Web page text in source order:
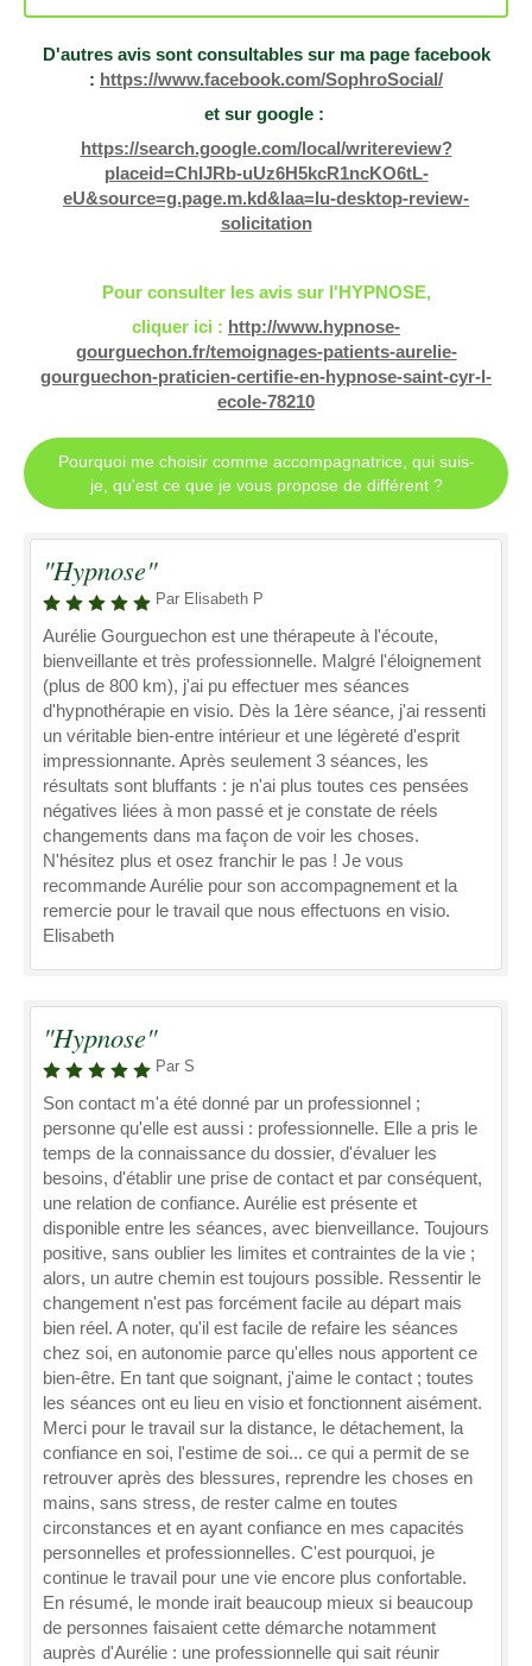
D'autres avis sont consultables sur ma page facebook
: https://www.facebook.com/SophroSocial/
et sur google :
https://search.google.com/local/writereview?
placeid=ChIJRb-uUz6H5kcR1ncKO6tL-
eU&source=g.page.m.kd&laa=lu-desktop-review-
solicitation
Pour consulter les avis sur l'HYPNOSE,
cliquer ici : http://www.hypnose-
gourguechon.fr/temoignages-patients-aurelie-
gourguechon-praticien-certifie-en-hypnose-saint-cyr-l-
ecole-78210
Pourquoi me choisir comme accompagnatrice, qui suis-
je, qu'est ce que je vous propose de différent ?
"Hypnose"
Par Elisabeth P
Aurélie Gourguechon est une thérapeute à l'écoute,
bienveillante et très professionnelle. Malgré l'éloignement
(plus de 800 km), j'ai pu effectuer mes séances
d'hypnothérapie en visio. Dès la 1ère séance, j'ai ressenti
un véritable bien-entre intérieur et une légèreté d'esprit
impressionnante. Après seulement 3 séances, les
résultats sont bluffants : je n'ai plus toutes ces pensées
négatives liées à mon passé et je constate de réels
changements dans ma façon de voir les choses.
N'hésitez plus et osez franchir le pas ! Je vous
recommande Aurélie pour son accompagnement et la
remercie pour le travail que nous effectuons en visio.
Elisabeth
"Hypnose"
Par S
Son contact m'a été donné par un professionnel ;
personne qu'elle est aussi : professionnelle. Elle a pris le
temps de la connaissance du dossier, d'évaluer les
besoins, d'établir une prise de contact et par conséquent,
une relation de confiance. Aurélie est présente et
disponible entre les séances, avec bienveillance. Toujours
positive, sans oublier les limites et contraintes de la vie ;
alors, un autre chemin est toujours possible. Ressentir le
changement n'est pas forcément facile au départ mais
bien réel. A noter, qu'il est facile de refaire les séances
chez soi, en autonomie parce qu'elles nous apportent ce
bien-être. En tant que soignant, j'aime le contact ; toutes
les séances ont eu lieu en visio et fonctionnent aisément.
Merci pour le travail sur la distance, le détachement, la
confiance en soi, l'estime de soi... ce qui a permit de se
retrouver après des blessures, reprendre les choses en
mains, sans stress, de rester calme en toutes
circonstances et en ayant confiance en mes capacités
personnelles et professionnelles. C'est pourquoi, je
continue le travail pour une vie encore plus confortable.
En résumé, le monde irait beaucoup mieux si beaucoup
de personnes faisaient cette démarche notamment
auprès d'Aurélie : une professionnelle qui sait réunir